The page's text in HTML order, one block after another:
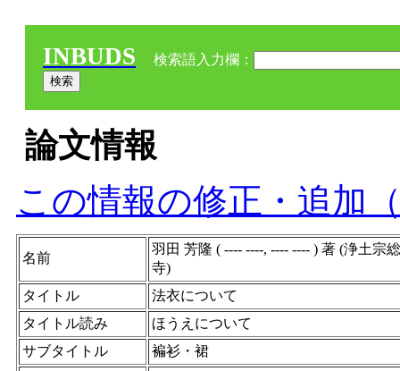
INBUDS 検索語入力欄：
論文情報
この情報の修正・追加
名前
羽田 芳隆 ( ---- ----, ---- ---- ) 著 (浄土
寺)
タイトル
法衣について
タイトル読み
ほうえについて
サブタイトル
褊衫・裙